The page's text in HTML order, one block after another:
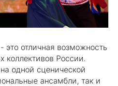
это отличная возможность
коллективов России.
одной сценической
ансамбли, так и